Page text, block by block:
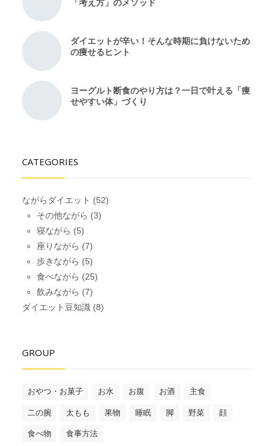
「考え方」のメソッド
ダイエットが辛い！そんな時期に負けないため
の痩せるヒント
ヨーグルト断食のやり方は？一日で叶える「痩
せやすい体」づくり
CATEGORIES
ながらダイエット (52)
その他ながら (3)
寝ながら (5)
座りながら (7)
歩きながら (5)
食べながら (25)
飲みながら (7)
ダイエット豆知識(8)
GROUP
おやつ・お菓子 お水 お腹 お酒 主食
二の腕 太もも 果物 睡眠 脚 野菜 顔
食べ物 食事方法